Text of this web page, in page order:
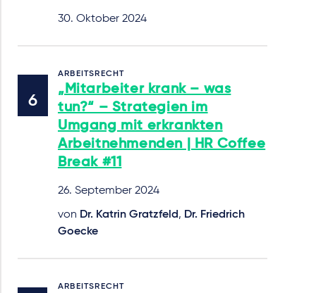
30. Oktober 2024
ARBEITSRECHT
„Mitarbeiter krank – was
tun?“ – Strategien im
Umgang mit erkrankten
Arbeitnehmenden | HR Coffee
Break #11
26. September 2024
von Dr. Katrin Gratzfeld, Dr. Friedrich
Goecke
ARBEITSRECHT